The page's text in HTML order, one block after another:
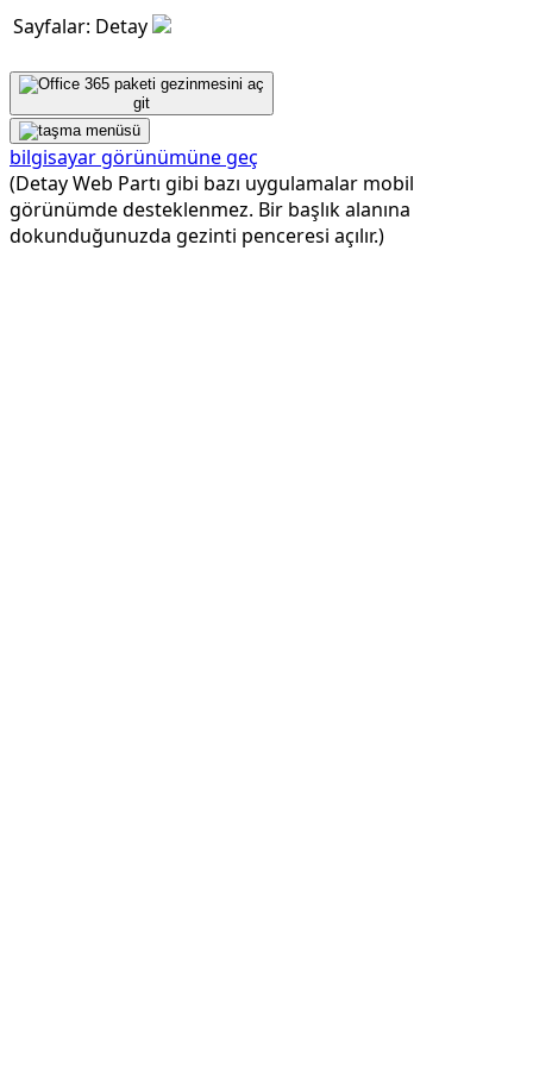
Sayfalar: Detay
git
bilgisayar görünümüne geç
(Detay Web Partı gibi bazı uygulamalar mobil
görünümde desteklenmez. Bir başlık alanına
dokunduğunuzda gezinti penceresi açılır.)